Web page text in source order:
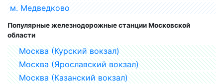
м. Медведково
Популярные железнодорожные станции Московской
области
Москва (Курский вокзал)
Москва (Ярославский вокзал)
Москва (Казанский вокзал)